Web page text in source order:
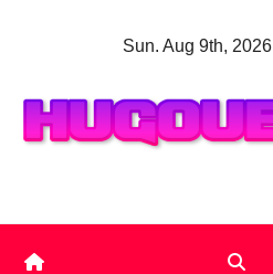
Sun. Aug 9th, 2026